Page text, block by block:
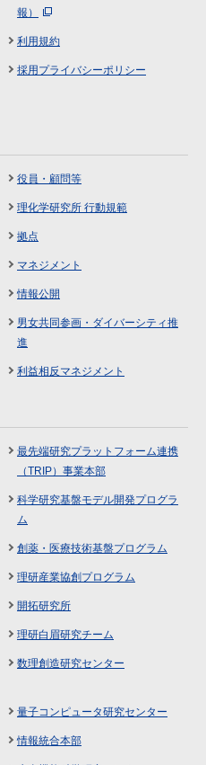
報）
利用規約
採用プライバシーポリシー
役員・顧問等
理化学研究所 行動規範
拠点
マネジメント
情報公開
男女共同参画・ダイバーシティ推
進
利益相反マネジメント
最先端研究プラットフォーム連携
（TRIP）事業本部
科学研究基盤モデル開発プログラ
ム
創薬・医療技術基盤プログラム
理研産業協創プログラム
開拓研究所
理研白眉研究チーム
数理創造研究センター
量子コンピュータ研究センター
情報統合本部